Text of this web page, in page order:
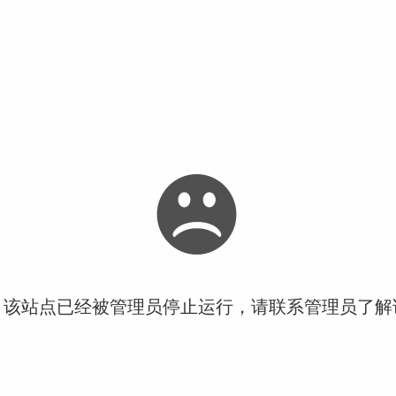
站点已经被管理员停止运行，请联系管理员了